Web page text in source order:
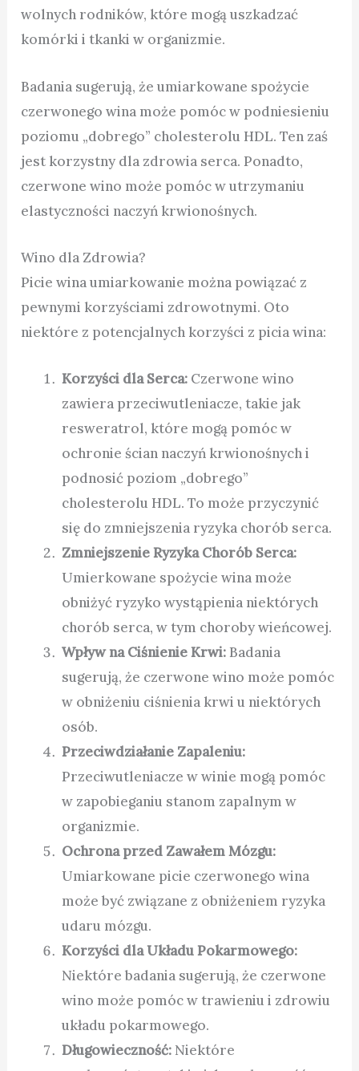
wolnych rodników, które mogą uszkadzać
komórki i tkanki w organizmie.
Badania sugerują, że umiarkowane spożycie
czerwonego wina może pomóc w podniesieniu
poziomu „dobrego” cholesterolu HDL. Ten zaś
jest korzystny dla zdrowia serca. Ponadto,
czerwone wino może pomóc w utrzymaniu
elastyczności naczyń krwionośnych.
Wino dla Zdrowia?
Picie wina umiarkowanie można powiązać z
pewnymi korzyściami zdrowotnymi. Oto
niektóre z potencjalnych korzyści z picia wina:
Korzyści dla Serca: Czerwone wino
zawiera przeciwutleniacze, takie jak
resweratrol, które mogą pomóc w
ochronie ścian naczyń krwionośnych i
podnosić poziom „dobrego”
cholesterolu HDL. To może przyczynić
się do zmniejszenia ryzyka chorób serca.
Zmniejszenie Ryzyka Chorób Serca:
Umierkowane spożycie wina może
obniżyć ryzyko wystąpienia niektórych
chorób serca, w tym choroby wieńcowej.
Wpływ na Ciśnienie Krwi: Badania
sugerują, że czerwone wino może pomóc
w obniżeniu ciśnienia krwi u niektórych
osób.
Przeciwdziałanie Zapaleniu:
Przeciwutleniacze w winie mogą pomóc
w zapobieganiu stanom zapalnym w
organizmie.
Ochrona przed Zawałem Mózgu:
Umiarkowane picie czerwonego wina
może być związane z obniżeniem ryzyka
udaru mózgu.
Korzyści dla Układu Pokarmowego:
Niektóre badania sugerują, że czerwone
wino może pomóc w trawieniu i zdrowiu
układu pokarmowego.
Długowieczność: Niektóre